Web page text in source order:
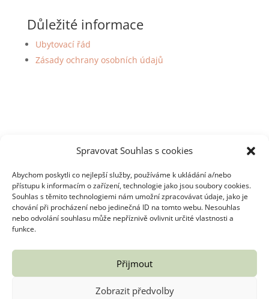
Spravovat Souhlas s cookies
Abychom poskytli co nejlepší služby, používáme k ukládání a/nebo
přístupu k informacím o zařízení, technologie jako jsou soubory cookies.
Souhlas s těmito technologiemi nám umožní zpracovávat údaje, jako je
chování při procházení nebo jedinečná ID na tomto webu. Nesouhlas
nebo odvolání souhlasu může nepříznivě ovlivnit určité vlastnosti a
funkce.
Přijmout
Zobrazit předvolby
Důležité informace
Ubytovací řád
Zásady ochrany osobních údajů
Copyright 2022 – 2024 – Hvožďanka | Made by
Square design
Sledovat